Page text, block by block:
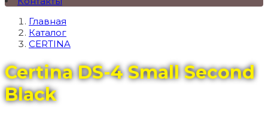
Главная
Каталог
CERTINA
Certina DS-4 Small Second
Black